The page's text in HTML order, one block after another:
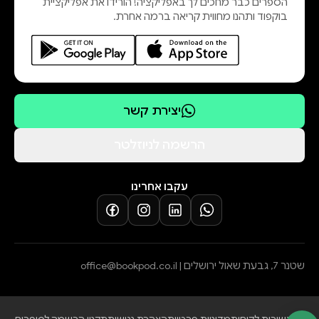
בוקפוד ותהנו מחווית קריאה ברמה אחרת.
יצירת קשר
עקבו אחרינו
שטנר 7, גבעת שאול ירושלים | office@bookpod.co.il